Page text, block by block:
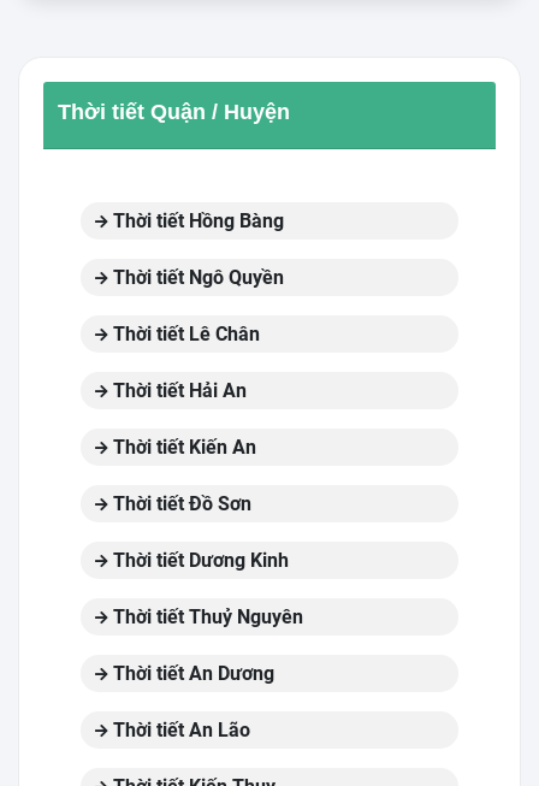
Thời tiết Quận / Huyện
Thời tiết Hồng Bàng
Thời tiết Ngô Quyền
Thời tiết Lê Chân
Thời tiết Hải An
Thời tiết Kiến An
Thời tiết Đồ Sơn
Thời tiết Dương Kinh
Thời tiết Thuỷ Nguyên
Thời tiết An Dương
Thời tiết An Lão